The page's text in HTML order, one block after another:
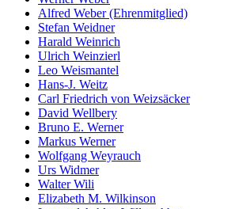
Alfred Weber (Ehrenmitglied)
Stefan Weidner
Harald Weinrich
Ulrich Weinzierl
Leo Weismantel
Hans-J. Weitz
Carl Friedrich von Weizsäcker
David Wellbery
Bruno E. Werner
Markus Werner
Wolfgang Weyrauch
Urs Widmer
Walter Wili
Elizabeth M. Wilkinson